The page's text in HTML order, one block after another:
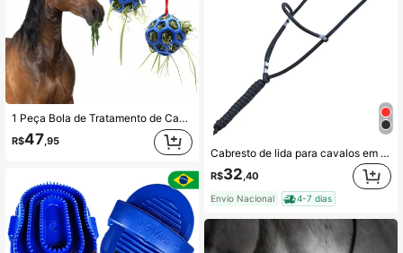
1 Peça Bola de Tratamento de Cavalo Oca de 14 cm, Bolas de Brinquedo Suspensas para Alimentação de Feno para Cavalo, sem Corda Incluída
R$47,95
Cabresto de lida para cavalos em cordas poli 10mm ajustável
R$32 ,40
Envio Nacional 4-7 dias